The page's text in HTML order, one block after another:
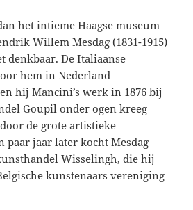
het intieme Haagse museum
Willem Mesdag (1831-1915)
denkbaar. De Italiaanse
hem in Nederland
hij Mancini’s werk in 1876 bij
Goupil onder ogen kreeg
de grote artistieke
paar jaar later kocht Mesdag
Wisselingh, die hij
kunstenaars vereniging